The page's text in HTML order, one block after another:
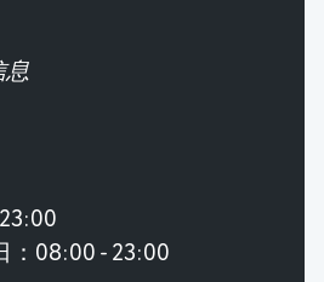
息
：08:00 - 23:00